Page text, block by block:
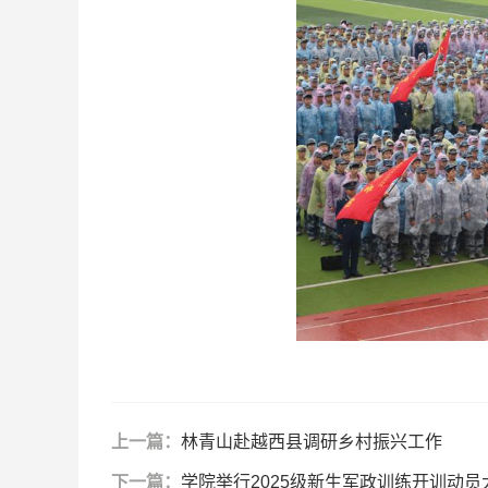
上一篇： 林青山赴越西县调研乡村振兴工作
下一篇： 学院举行2025级新生军政训练开训动员